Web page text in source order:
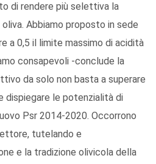
di rendere più selettiva la
Abbiamo proposto in sede
a 0,5 il limite massimo di acidità
consapevoli -conclude la
da solo non basta a superare
dispiegare le potenzialità di
Psr 2014-2020. Occorrono
tutelando e
e la tradizione olivicola della